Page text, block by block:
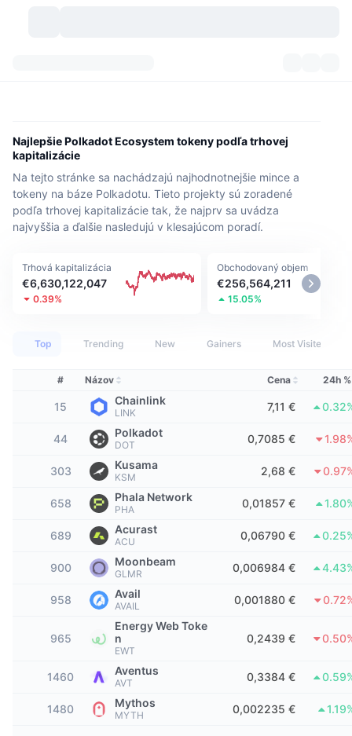
Historické záznamy
Výnosy
Trendy
Nadchádzajúce
Nedávno pridané
Najnavštevovanejšie
Nálada komunity
Poradie reťazca
Predikčné trhy
Trendy
Prehľad trhu
Spotový trh
Pokladnice Bitcoin
Indikátory
Index strachu a chamtivosti.
Index sezóny altcoinov
Dominancia bitcoinu
CoinMarketCap 20 Index
CoinMarketCap 100 Index
Toky ETF
Krypto ETF
Trendujúce
Rastúce
Najlepší obchodníci
Burzy
Centralizované burzy
Deriváty
Deriváty
Komunita
Témy
Sentiment
API
Podnik
Cenník
Zdroje
Dokumentácia
Časté otázky
Centrum agentov CMC
Produkty
Newsletter
CMC Launch
CMC Labs
CMC Max
Hlavné správy
Telegram Bot
Webové widgety
Najlepšie Polkadot Ecosystem tokeny podľa trhovej
kapitalizácie
Na tejto stránke sa nachádzajú najhodnotnejšie mince a
tokeny na báze Polkadotu. Tieto projekty sú zoradené
podľa trhovej kapitalizácie tak, že najprv sa uvádza
najvyššia a ďalšie nasledujú v klesajúcom poradí.
Trhová kapitalizácia
€6,630,122,047
0.39%
Obchodovaný objem
€256,564,211
15.05%
Top Trending New Gainers Most Visited
# Názov Cena 24h %
15 Chainlink
LINK 7,11 €
44 Polkadot
DOT 0,7085 €
303 Kusama
KSM 2,68 €
658 Phala Network
PHA 0,01857 €
689 Acurast
ACU 0,06790 €
900 Moonbeam
GLMR 0,006984 €
958 Avail
AVAIL 0,001880 €
965
Energy Web Toke
n
EWT
0,2439 €
1460 Aventus
AVT 0,3384 €
1480 Mythos
MYTH 0,002235 €